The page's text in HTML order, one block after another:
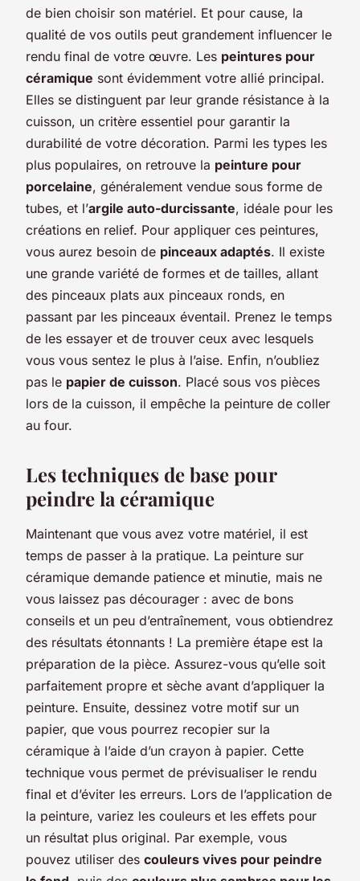
de bien choisir son matériel. Et pour cause, la
qualité de vos outils peut grandement influencer le
rendu final de votre œuvre. Les peintures pour
céramique sont évidemment votre allié principal.
Elles se distinguent par leur grande résistance à la
cuisson, un critère essentiel pour garantir la
durabilité de votre décoration. Parmi les types les
plus populaires, on retrouve la peinture pour
porcelaine, généralement vendue sous forme de
tubes, et l’argile auto-durcissante, idéale pour les
créations en relief. Pour appliquer ces peintures,
vous aurez besoin de pinceaux adaptés. Il existe
une grande variété de formes et de tailles, allant
des pinceaux plats aux pinceaux ronds, en
passant par les pinceaux éventail. Prenez le temps
de les essayer et de trouver ceux avec lesquels
vous vous sentez le plus à l’aise. Enfin, n’oubliez
pas le papier de cuisson. Placé sous vos pièces
lors de la cuisson, il empêche la peinture de coller
au four.
Les techniques de base pour
peindre la céramique
Maintenant que vous avez votre matériel, il est
temps de passer à la pratique. La peinture sur
céramique demande patience et minutie, mais ne
vous laissez pas décourager : avec de bons
conseils et un peu d’entraînement, vous obtiendrez
des résultats étonnants ! La première étape est la
préparation de la pièce. Assurez-vous qu’elle soit
parfaitement propre et sèche avant d’appliquer la
peinture. Ensuite, dessinez votre motif sur un
papier, que vous pourrez recopier sur la
céramique à l’aide d’un crayon à papier. Cette
technique vous permet de prévisualiser le rendu
final et d’éviter les erreurs. Lors de l’application de
la peinture, variez les couleurs et les effets pour
un résultat plus original. Par exemple, vous
pouvez utiliser des couleurs vives pour peindre